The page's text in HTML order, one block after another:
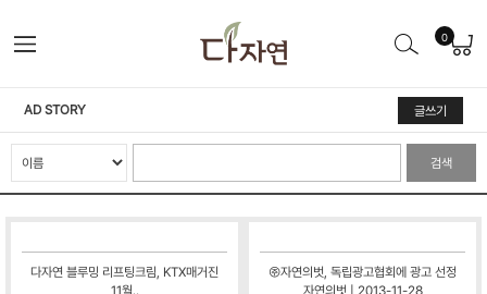
0
AD STORY 글쓰기
검색
다자연 블루밍 리프팅크림, KTX매거진
11월..
㈜자연의벗, 독립광고협회에 광고 선정
자연의벗 | 2013-11-28